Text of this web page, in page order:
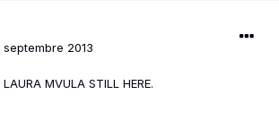
septembre 2013
LAURA MVULA STILL HERE.